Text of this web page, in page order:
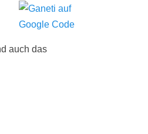
auch das